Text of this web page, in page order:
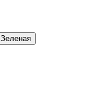
Зеленая